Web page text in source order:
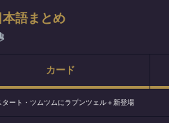
語まとめ
カード
ート・ツムツムにラプンツェル＋新登場